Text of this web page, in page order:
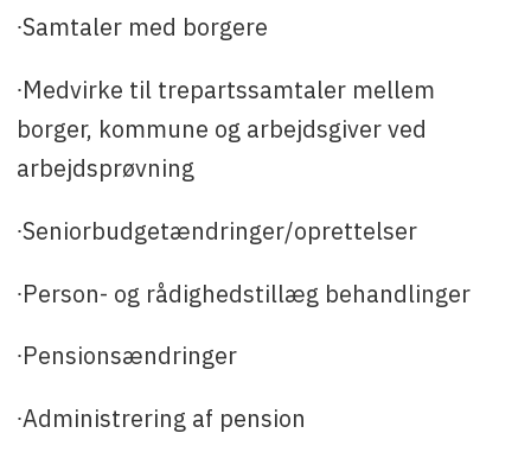
∙Samtaler med borgere
∙Medvirke til trepartssamtaler mellem
borger, kommune og arbejdsgiver ved
arbejdsprøvning
∙Seniorbudgetændringer/oprettelser
∙Person- og rådighedstillæg behandlinger
∙Pensionsændringer
∙Administrering af pension